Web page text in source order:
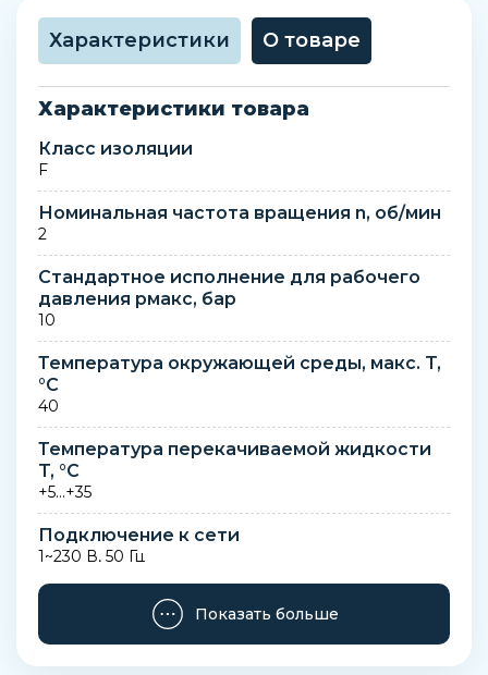
Характеристики О товаре
Характеристики товара
Класс изоляции
F
Номинальная частота вращения n, об/мин
2
Стандартное исполнение для рабочего
давления pмакс, бар
10
Температура окружающей среды, макс. T,
°C
40
Температура перекачиваемой жидкости
T, °C
+5...+35
Подключение к сети
1~230 В, 50 Гц
Потребляемая мощность P1,Вт
Степень защиты
Показать больше